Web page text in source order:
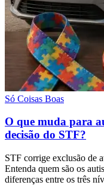
Só Coisas Boas
O que muda para
decisão do STF?
STF corrige exclusão de
Entenda quem são os
diferenças entre os três